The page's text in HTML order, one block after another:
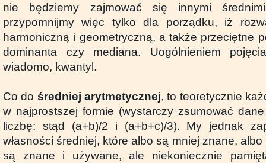
nie będziemy zajmować się innymi
przypomnijmy więc tylko dla porządku, iż
harmoniczną i geometryczną, a także przeciętne
dominanta czy mediana. Uogólnieniem
wiadomo, kwantyl.
Co do średniej arytmetycznej, to teoretycznie
w najprostszej formie (wystarczy zsumować
liczbę: stąd (a+b)/2 i (a+b+c)/3). My jednak
własności średniej, które albo są mniej znane,
są znane i używane, ale niekoniecznie